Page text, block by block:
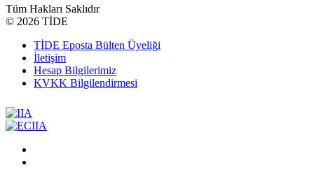
Tüm Hakları Saklıdır
© 2026 TİDE
TİDE Eposta Bülten Üyeliği
İletişim
Hesap Bilgilerimiz
KVKK Bilgilendirmesi